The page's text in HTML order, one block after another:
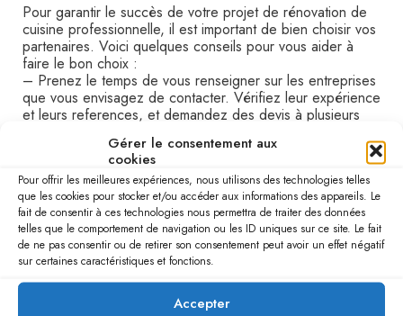
Gérer le consentement aux
cookies
Pour offrir les meilleures expériences, nous utilisons des technologies telles
que les cookies pour stocker et/ou accéder aux informations des appareils. Le
fait de consentir à ces technologies nous permettra de traiter des données
telles que le comportement de navigation ou les ID uniques sur ce site. Le fait
de ne pas consentir ou de retirer son consentement peut avoir un effet négatif
sur certaines caractéristiques et fonctions.
Accepter
Pour garantir le succès de votre projet de rénovation de
cuisine professionnelle, il est important de bien choisir vos
partenaires. Voici quelques conseils pour vous aider à
faire le bon choix :
– Prenez le temps de vous renseigner sur les entreprises
que vous envisagez de contacter. Vérifiez leur expérience
et leurs references, et demandez des devis à plusieurs
d’entre elles pour pouvoir comparer les prix.
– Assurez vous que l’entreprise que vous choisissez est à
même de réaliser le type de travaux que vous souhaitez.
demandez-leur un devis détaillé et prenez le temps de le
comparer avec d’autres devis.
– N’hésitez pas à négocier les prix avec les entreprises
que vous contactez. Si vous avez un budget limité,
expliquez-leur et demandez-leur ce qu’ils peuvent faire
pour s’adapter à vos besoins.
En suivant ces quelques conseils, vous êtes assuré de
choisir les bonnes entreprises pour rénover votre cuisine